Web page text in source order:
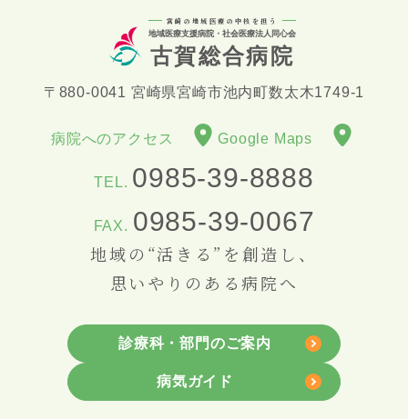
宮崎の地域医療の中核を担う
地域医療支援病院・社会医療法人同心会
古賀総合病院
〒880-0041 宮崎県宮崎市池内町数太木1749-1
病院へのアクセス Google Maps
TEL. 0985-39-8888
FAX. 0985-39-0067
地域の“活きる”を創造し、
思いやりのある病院へ
診療科・部門のご案内
病気ガイド